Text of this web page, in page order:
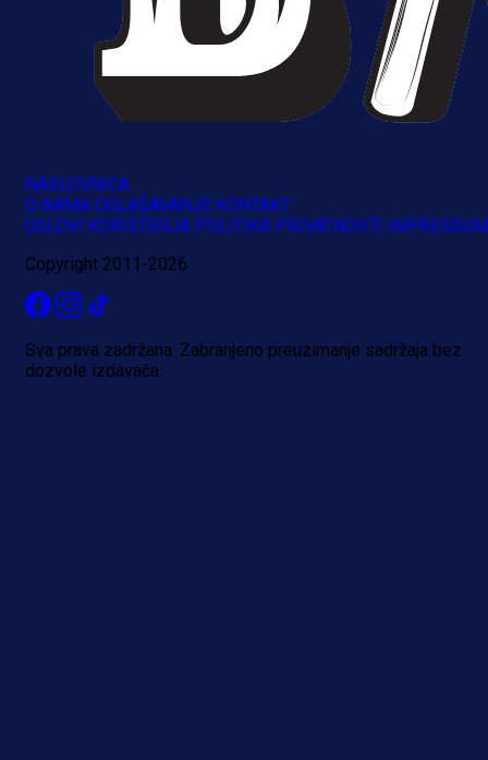
A Selekcija
Brat Kerima Alajbegovića pozvan
Više vijesti
NASLOVNICA
O NAMA OGLAŠAVANJE KONTAKT
USLOVI KORIŠTENJA POLITIKA PRIVATNOSTI IMPRESSUM
Copyright 2011-2026
Sva prava zadržana. Zabranjeno preuzimanje sadržaja bez
dozvole izdavača.